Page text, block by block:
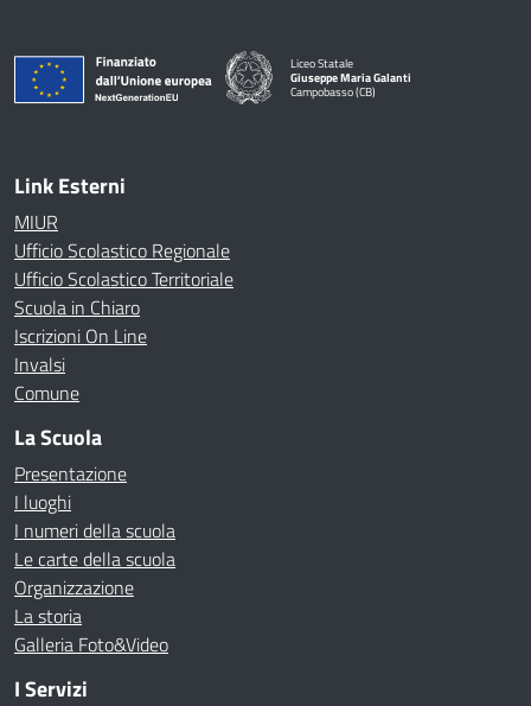
Liceo Statale
Giuseppe Maria Galanti
Campobasso (CB)
— Visita la pagina iniziale della scuola
Link Esterni
MIUR
Ufficio Scolastico Regionale
Ufficio Scolastico Territoriale
Scuola in Chiaro
Iscrizioni On Line
Invalsi
Comune
La Scuola
Presentazione
I luoghi
I numeri della scuola
Le carte della scuola
Organizzazione
La storia
Galleria Foto&Video
I Servizi